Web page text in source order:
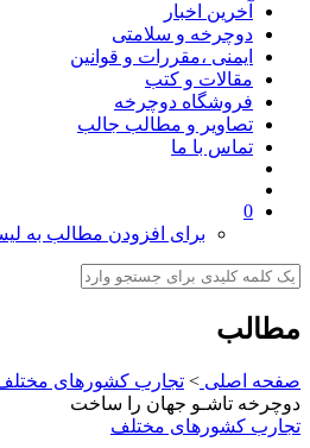
آخرین اخبار
دوچرخه و سلامتی
ایمنی ،مقررات و قوانین
مقالات و کتب
فروشگاه دوچرخه
تصاویر و مطالب جالب
تماس با ما
0
برای افزودن مطالب به
مطالب
صفحه اصلی > تجارب کشورهای
دوچرخه‎ تاشـو جهان‎ را ساخت‎
تجارب کشورهای مختلف